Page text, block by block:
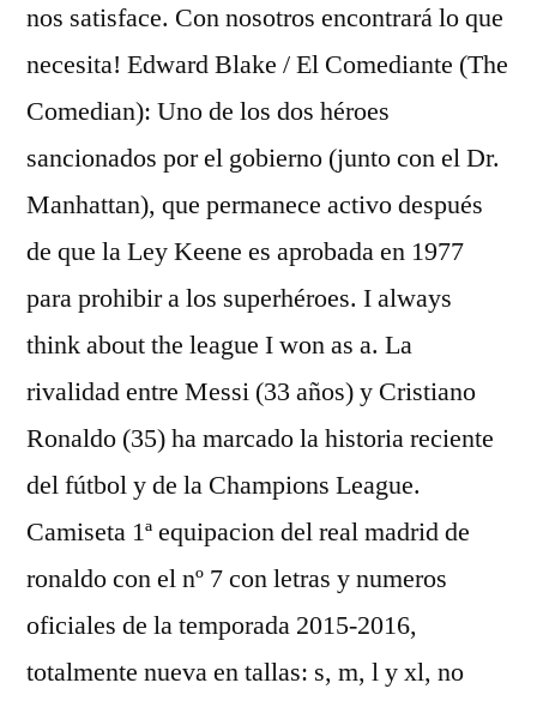
nos satisface. Con nosotros encontrará lo que
necesita! Edward Blake / El Comediante (The
Comedian): Uno de los dos héroes
sancionados por el gobierno (junto con el Dr.
Manhattan), que permanece activo después
de que la Ley Keene es aprobada en 1977
para prohibir a los superhéroes. I always
think about the league I won as a. La
rivalidad entre Messi (33 años) y Cristiano
Ronaldo (35) ha marcado la historia reciente
del fútbol y de la Champions League.
Camiseta 1ª equipacion del real madrid de
ronaldo con el nº 7 con letras y numeros
oficiales de la temporada 2015-2016,
totalmente nueva en tallas: s, m, l y xl, no